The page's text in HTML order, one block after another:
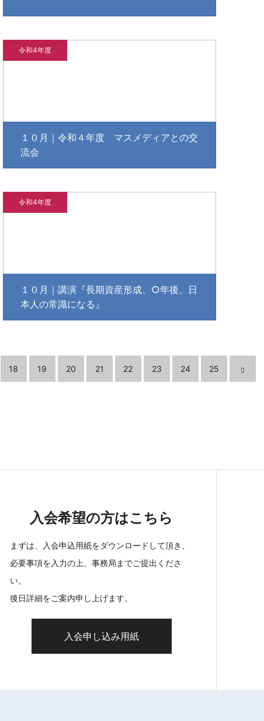
令和4年度
１０月｜令和４年度 マスメディアとの交
流会
令和4年度
１０月｜講演『長期資産形成、○年後、日
本人の常識になる』
18 19 20 21 22 23 24 25
入会希望の方はこちら
まずは、入会申込用紙をダウンロードして頂き、
必要事項を入力の上、事務局までご提出くださ
い。
後日詳細をご案内申し上げます。
入会申し込み用紙